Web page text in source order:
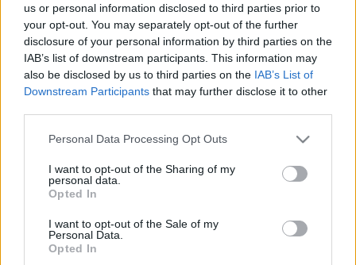
us or personal information disclosed to third parties prior to
your opt-out. You may separately opt-out of the further
disclosure of your personal information by third parties on the
IAB’s list of downstream participants. This information may
also be disclosed by us to third parties on the IAB’s List of
Downstream Participants that may further disclose it to other
Please note that this website/app uses one or more Google
not limited to your visit or usage behaviour. You may click to
grant or deny consent to Google and its third-party tags to
use your data for below specified purposes in below Google
consent section.
Personal Data Processing Opt Outs
I want to opt-out of the Sharing of my
personal data.
Opted In
I want to opt-out of the Sale of my
Personal Data.
Opted In
Paks II.: Mit jelent az 5. blokk új
mérföldköve a felülvizsgálat
árnyékában?
Helyi hírek
Amire többmillióan vártunk: szombattól
Egyetlen, fél évszázados vezetéken múlt
Bicske vízellátása